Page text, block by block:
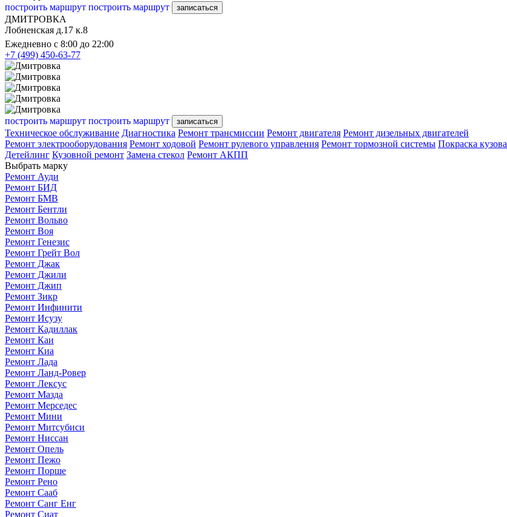
построить маршрут построить маршрут записаться
ДМИТРОВКА
Лобненская д.17 к.8
Ежедневно с 8:00 до 22:00
+7 (499) 450-63-77
построить маршрут построить маршрут записаться
Техническое обслуживание Диагностика Ремонт трансмиссии Ремонт двигателя Ремонт дизельных двигателей
Ремонт электрооборудования Ремонт ходовой Ремонт рулевого управления Ремонт тормозной системы Покраска кузова
Детейлинг Кузовной ремонт Замена стекол Ремонт АКПП
Выбрать марку
Ремонт Ауди
Ремонт БИД
Ремонт БМВ
Ремонт Бентли
Ремонт Вольво
Ремонт Воя
Ремонт Генезис
Ремонт Грейт Вол
Ремонт Джак
Ремонт Джили
Ремонт Джип
Ремонт Зикр
Ремонт Инфинити
Ремонт Исузу
Ремонт Кадиллак
Ремонт Каи
Ремонт Киа
Ремонт Лада
Ремонт Ланд-Ровер
Ремонт Лексус
Ремонт Мазда
Ремонт Мерседес
Ремонт Мини
Ремонт Митсубиси
Ремонт Ниссан
Ремонт Опель
Ремонт Пежо
Ремонт Порше
Ремонт Рено
Ремонт Сааб
Ремонт Санг Енг
Ремонт Сиат